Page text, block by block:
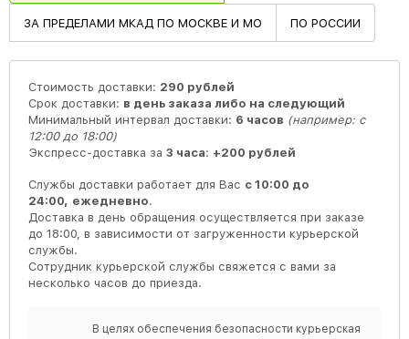
ЗА ПРЕДЕЛАМИ МКАД ПО МОСКВЕ И МО ПО РОССИИ
Стоимость доставки: 290 рублей
Срок доставки: в день заказа либо на следующий
Минимальный интервал доставки: 6 часов (например: с
12:00 до 18:00)
Экспресс-доставка за 3 часа: +200 рублей
Службы доставки работает для Вас с 10:00 до
24:00, ежедневно.
Доставка в день обращения осуществляется при заказе
до 18:00, в зависимости от загруженности курьерской
службы.
Сотрудник курьерской службы свяжется с вами за
несколько часов до приезда.
В целях обеспечения безопасности курьерская